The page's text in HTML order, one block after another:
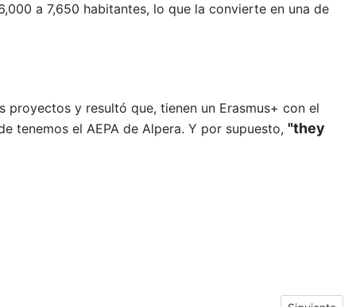
a 7,650 habitantes, lo que la convierte en una de
proyectos y resultó que, tienen un Erasmus+ con el
tenemos el AEPA de Alpera. Y por supuesto, "they